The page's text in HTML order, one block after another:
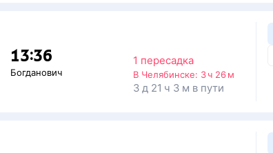
13:36
Богданович
1 пересадка
В Челябинске: 3 ч 26 м
3 д 21 ч 3 м в пути